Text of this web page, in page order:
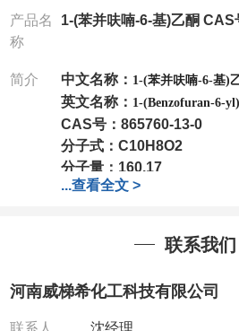
产品名
称
1-(苯并呋喃-6-基)乙酮
简介 中文名称： 1-(苯并呋喃-6-基)
英文名称： 1-(Benzofuran-6-
CAS号： 865760-13-0
分子式： C10H8O2
分子量： 160.17
包装：1Mg ; 5Mg;10Mg
我司对高校及科研单位先发
作中有用到的试剂,欢迎前来
电话:0371-63377391/
QQ:3930072831
...查看全文 >
联系我们
河南威梯希化工科技有限公司
联系人 沈经理